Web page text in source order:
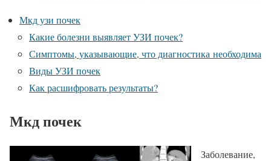
Мкд узи почек
Какие болезни выявляет УЗИ почек?
Симптомы, указывающие, что диагностика необходима
Виды УЗИ почек
Как расшифровать результаты?
Мкд почек
Заболевание,